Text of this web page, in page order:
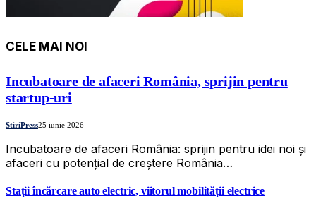
CELE MAI NOI
Incubatoare de afaceri România, sprijin pentru
startup-uri
StiriPress25 iunie 2026
Incubatoare de afaceri România: sprijin pentru idei noi și
afaceri cu potențial de creștere România…
Stații încărcare auto electric, viitorul mobilității electrice